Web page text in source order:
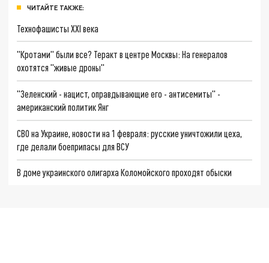
ЧИТАЙТЕ ТАКЖЕ:
Технофашисты XXI века
"Кротами" были все? Теракт в центре Москвы: На генералов
охотятся "живые дроны"
"Зеленский - нацист, оправдывающие его - антисемиты" -
американский политик Янг
СВО на Украине, новости на 1 февраля: русские уничтожили цеха,
где делали боеприпасы для ВСУ
В доме украинского олигарха Коломойского проходят обыски